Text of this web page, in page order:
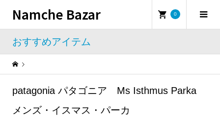
Namche Bazar 0
おすすめアイテム
patagonia パタゴニア Ms Isthmus Parka
メンズ・イスマス・パーカ